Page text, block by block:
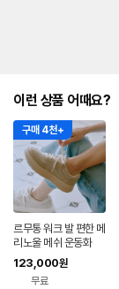
이런 상품 어때요?
구매 4천+
르무통 워크 발 편한 메
리노울 메쉬 운동화
123,000원
무료